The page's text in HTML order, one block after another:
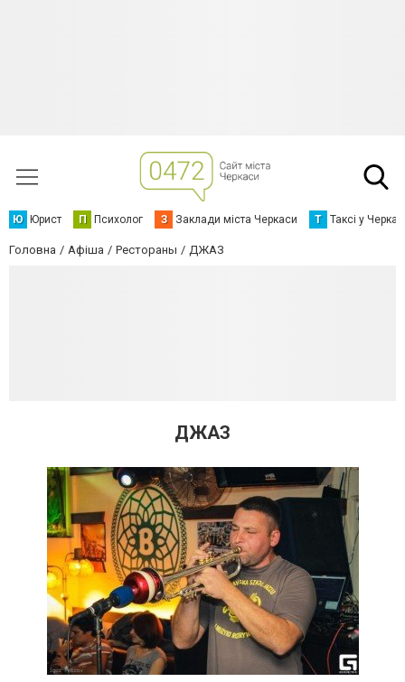
Ю Юрист П Психолог З Заклади міста Черкаси Т Таксі у
Головна Афіша Рестораны ДЖАЗ
ДЖАЗ